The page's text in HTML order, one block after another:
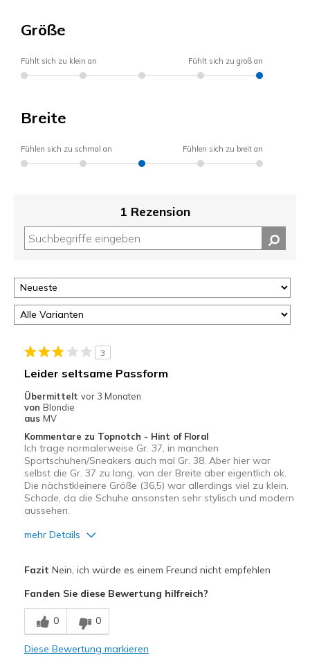
Größe
Fühlt sich zu klein an Fühlt sich zu groß an
Breite
Fühlen sich zu schmal an Fühlen sich zu breit an
1 Rezension
3
Leider seltsame Passform
Übermittelt vor 3 Monaten
von Blondie
aus MV
Kommentare zu Topnotch - Hint of Floral
Ich trage normalerweise Gr. 37, in manchen
Sportschuhen/Sneakers auch mal Gr. 38. Aber hier war
selbst die Gr. 37 zu lang, von der Breite aber eigentlich ok.
Die nächstkleinere Größe (36,5) war allerdings viel zu klein.
Schade, da die Schuhe ansonsten sehr stylisch und modern
aussehen.
mehr Details
Hübsch
Breite
Größe
Fühlt sich zu groß an
Fazit Nein, ich würde es einem Freund nicht empfehlen
Fanden Sie diese Bewertung hilfreich?
0 0
Diese Bewertung markieren